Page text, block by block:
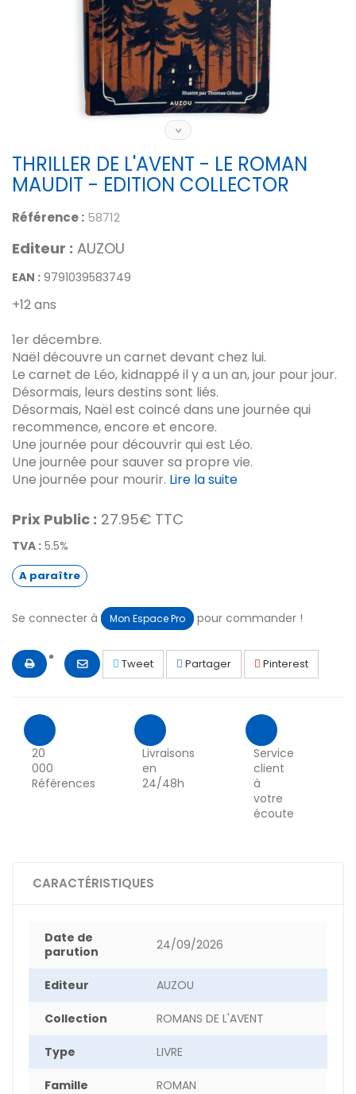
THRILLER DE L'AVENT - LE ROMAN
MAUDIT - EDITION COLLECTOR
Référence : 58712
Editeur : AUZOU
EAN : 9791039583749
+12 ans
1er décembre.
Naël découvre un carnet devant chez lui.
Le carnet de Léo, kidnappé il y a un an, jour pour jour.
Désormais, leurs destins sont liés.
Désormais, Naël est coincé dans une journée qui
recommence, encore et encore.
Une journée pour découvrir qui est Léo.
Une journée pour sauver sa propre vie.
Une journée pour mourir. Lire la suite
Prix Public : 27.95€ TTC
TVA : 5.5%
A paraître
Se connecter à Mon Espace Pro pour commander !
Tweet Partager Pinterest
20
000
Références
Livraisons
en
24/48h
Service
client
à
votre
écoute
CARACTÉRISTIQUES
Date de
parution
24/09/2026
Editeur AUZOU
Collection ROMANS DE L'AVENT
Type LIVRE
Famille ROMAN